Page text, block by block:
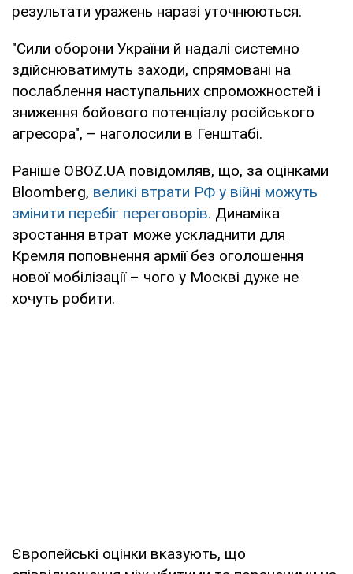
результати уражень наразі уточнюються.
"Сили оборони України й надалі системно
здійснюватимуть заходи, спрямовані на
послаблення наступальних спроможностей і
зниження бойового потенціалу російського
агресора", – наголосили в Генштабі.
Раніше OBOZ.UA повідомляв, що, за оцінками
Bloomberg, великі втрати РФ у війні можуть
змінити перебіг переговорів. Динаміка
зростання втрат може ускладнити для
Кремля поповнення армії без оголошення
нової мобілізації – чого у Москві дуже не
хочуть робити.
Європейські оцінки вказують, що